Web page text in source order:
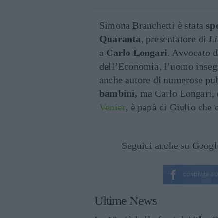
Simona Branchetti è stata
Quaranta, presentatore di
a Carlo Longari. Avvocato
dell’Economia, l’uomo
anche autore di numerose
bambini, ma Carlo
Venier, è papà di Giulio che
Seguici anche su
CONDIVIDI SU
Ultime News